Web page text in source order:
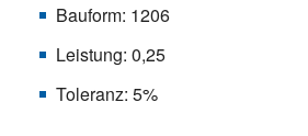
Bauform: 1206
Leistung: 0,25
Toleranz: 5%